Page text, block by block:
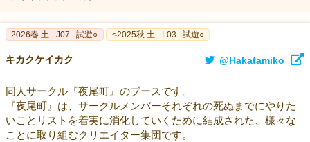
2026春 土 - J07 試遊○ <2025秋 土 - L03 試遊○
キカクケイカク @Hakatamiko
同人サークル『夜尾町』のブースです。
『夜尾町』は、サークルメンバーそれぞれの死ぬまでにやりた
いことリストを着実に消化していくために結成された、様々な
ことに取り組むクリエイター集団です。